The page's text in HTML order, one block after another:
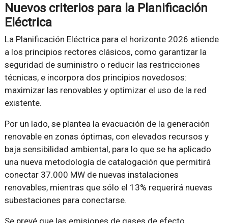
Nuevos criterios para la Planificación
Eléctrica
La Planificación Eléctrica para el horizonte 2026 atiende
a los principios rectores clásicos, como garantizar la
seguridad de suministro o reducir las restricciones
técnicas, e incorpora dos principios novedosos:
maximizar las renovables y optimizar el uso de la red
existente.
Por un lado, se plantea la evacuación de la generación
renovable en zonas óptimas, con elevados recursos y
baja sensibilidad ambiental, para lo que se ha aplicado
una nueva metodología de catalogación que permitirá
conectar 37.000 MW de nuevas instalaciones
renovables, mientras que sólo el 13% requerirá nuevas
subestaciones para conectarse.
Se prevé que las emisiones de gases de efecto